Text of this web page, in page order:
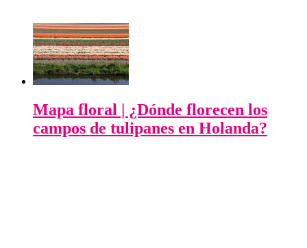
Mapa floral | ¿Dónde florecen los
campos de tulipanes en Holanda?